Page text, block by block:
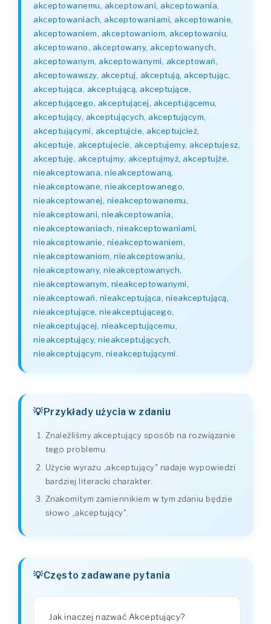
akceptowanemu, akceptowani, akceptowania,
akceptowaniach, akceptowaniami, akceptowanie,
akceptowaniem, akceptowaniom, akceptowaniu,
akceptowano, akceptowany, akceptowanych,
akceptowanym, akceptowanymi, akceptowań,
akceptowawszy, akceptuj, akceptują, akceptując,
akceptująca, akceptującą, akceptujące,
akceptującego, akceptującej, akceptującemu,
akceptujący, akceptujących, akceptującym,
akceptującymi, akceptujcie, akceptujcież,
akceptuje, akceptujecie, akceptujemy, akceptujesz,
akceptuję, akceptujmy, akceptujmyż, akceptujże,
nieakceptowana, nieakceptowaną,
nieakceptowane, nieakceptowanego,
nieakceptowanej, nieakceptowanemu,
nieakceptowani, nieakceptowania,
nieakceptowaniach, nieakceptowaniami,
nieakceptowanie, nieakceptowaniem,
nieakceptowaniom, nieakceptowaniu,
nieakceptowany, nieakceptowanych,
nieakceptowanym, nieakceptowanymi,
nieakceptowań, nieakceptująca, nieakceptującą,
nieakceptujące, nieakceptującego,
nieakceptującej, nieakceptującemu,
nieakceptujący, nieakceptujących,
nieakceptującym, nieakceptującymi.
Przykłady użycia w zdaniu
Znaleźliśmy akceptujący sposób na rozwiązanie
tego problemu.
Użycie wyrazu „akceptujący" nadaje wypowiedzi
bardziej literacki charakter.
Znakomitym zamiennikiem w tym zdaniu będzie
słowo „akceptujący".
Często zadawane pytania
Jak inaczej nazwać Akceptujący?